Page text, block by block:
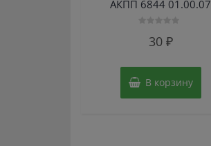
АКПП 6844 01.00.07
30 ₽
В корзину